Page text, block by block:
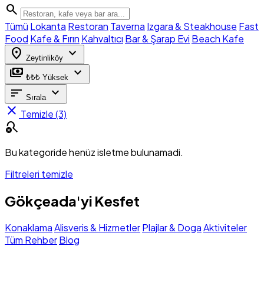
search
Tümü Lokanta Restoran Taverna Izgara & Steakhouse Fast
Food Kafe & Fırın Kahvaltıcı Bar & Şarap Evi Beach Kafe
location_on Zeytinliköy
expand_more
payments ₺₺₺ Yüksek
expand_more
sort Sırala
expand_more
close Temizle (3)
search_off
Bu kategoride henüz isletme bulunamadi.
Filtreleri temizle
Gökçeada'yi Kesfet
KonaklamaAlisveris & HizmetlerPlajlar & DogaAktiviteler
Tüm RehberBlog